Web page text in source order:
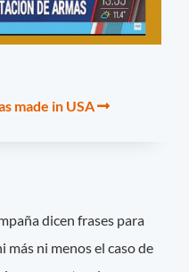
made in USA
dicen frases para
más ni menos el caso de